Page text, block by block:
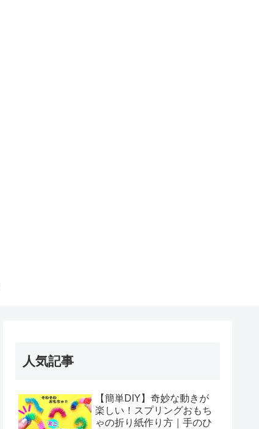
人気記事
【簡単DIY】奇妙な動きが
楽しい！スプリングおもち
ゃの折り紙作り方｜手のひ